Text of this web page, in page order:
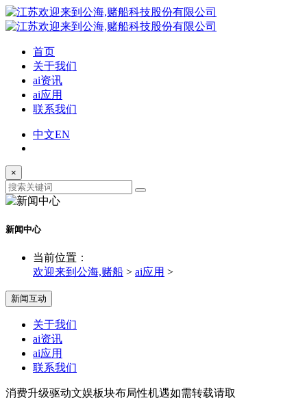
首页
关于我们
ai资讯
ai应用
联系我们
中文EN
×
新闻中心
当前位置：
欢迎来到公海,赌船 > ai应用 >
新闻互动
关于我们
ai资讯
ai应用
联系我们
消费升级驱动文娱板块布局性机遇如需转载请取